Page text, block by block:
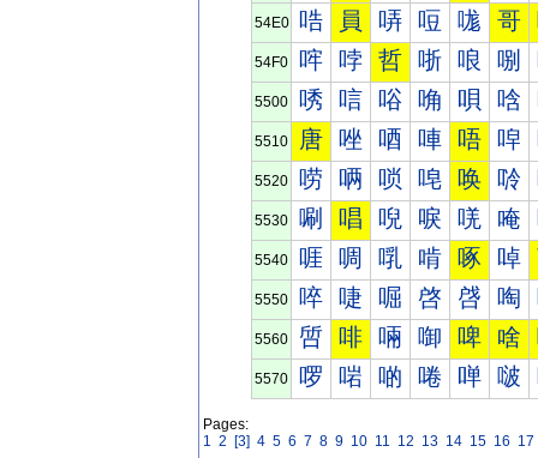
54E0 哠 員 哢 哣 哤 哥
54F0 哰 哱 哲 哳 哴 哵
5500 唀 唁 唂 唃 唄 唅
5510 唐 唑 唒 唓 唔 唕
5520 唠 唡 唢 唣 唤 唥
5530 唰 唱 唲 唳 唴 唵
5540 啀 啁 啂 啃 啄 啅
5550 啐 啑 啒 啓 啔 啕
5560 啠 啡 啢 啣 啤 啥
5570 啰 啱 啲 啳 啴 啵
Pages:
1 2 [3] 4 5 6 7 8 9 10 11 12 13 14 15 16 17